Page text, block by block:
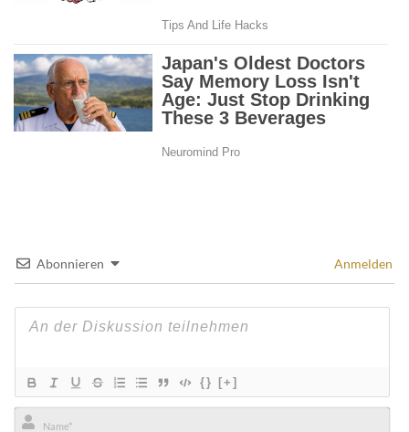
Abonnieren Anmelden
{} [+]